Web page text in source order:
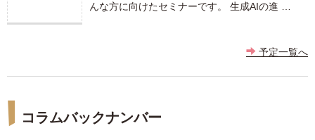
んな方に向けたセミナーです。 生成AIの進 …
予定一覧へ
コラムバックナンバー